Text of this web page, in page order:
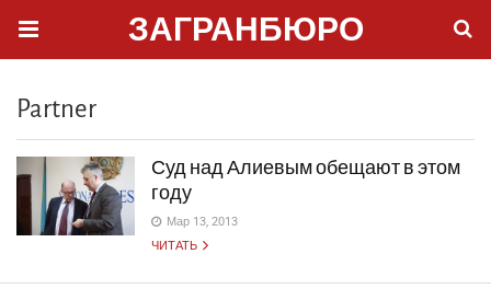
ЗАГРАНБЮРО
Partner
Суд над Алиевым обещают в этом
году
Мар 13, 2013
ЧИТАТЬ